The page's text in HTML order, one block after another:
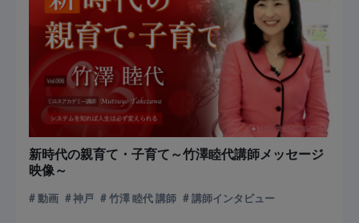
新時代の親育て・子育て～竹澤睦代講師メッセージ
映像～
動画 神戸 竹澤 睦代 講師 講師インタビュー